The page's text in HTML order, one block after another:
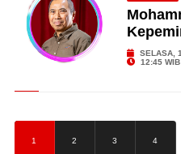
SELASA,
12:45 WIB
1 2 3 4